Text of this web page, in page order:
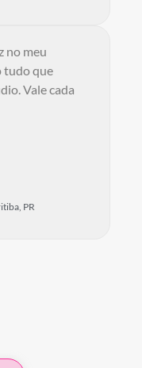
no meu
tudo que
Vale cada
PR